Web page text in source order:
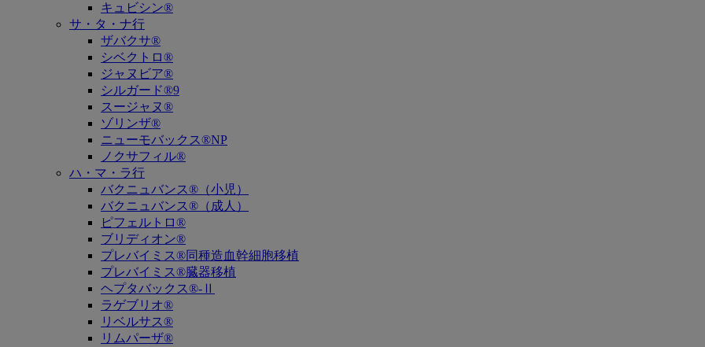
キュビシン®
サ・タ・ナ行
ザバクサ®
シベクトロ®
ジャヌビア®
シルガード®9
スージャヌ®
ゾリンザ®
ニューモバックス®NP
ノクサフィル®
ハ・マ・ラ行
バクニュバンス®（小児）
バクニュバンス®（成人）
ピフェルトロ®
ブリディオン®
プレバイミス®同種造血幹細胞移植
プレバイミス®臓器移植
ヘプタバックス®-Ⅱ
ラゲブリオ®
リベルサス®
リムパーザ®